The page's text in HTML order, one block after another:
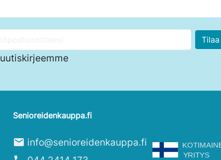
Senioreidenkauppa.fi
mail info@senioreidenkauppa.fi